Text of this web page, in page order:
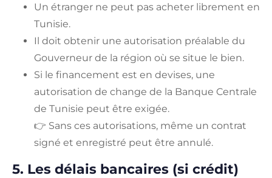
Un étranger ne peut pas acheter librement en
Tunisie.
Il doit obtenir une autorisation préalable du
Gouverneur de la région où se situe le bien.
Si le financement est en devises, une
autorisation de change de la Banque Centrale
de Tunisie peut être exigée.
👉 Sans ces autorisations, même un contrat
signé et enregistré peut être annulé.
5. Les délais bancaires (si crédit)